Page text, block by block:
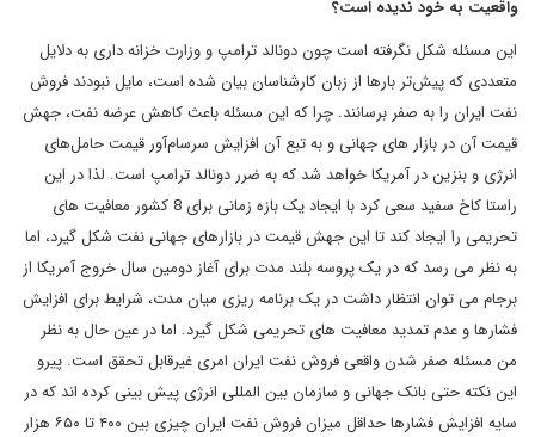
واقعیت به خود ندیده است؟
این مسئله شکل نگرفته است چون دونالد ترامپ و وزارت خزانه داری به دلایل
متعددی که پیش‌تر بارها از زبان کارشناسان بیان شده است، مایل نبودند فروش
نفت ایران را به صفر برسانند. چرا که این مسئله باعث کاهش عرضه نفت، جهش
قیمت آن در بازار های جهانی و به تبع آن افزایش سرسام‌آور قیمت حامل‌های
انرژی و بنزین در آمریکا خواهد شد که به ضرر دونالد ترامپ است. لذا در این
راستا کاخ سفید سعی کرد با ایجاد یک بازه زمانی برای 8 کشور معافیت های
تحریمی را ایجاد کند تا این جهش قیمت در بازارهای جهانی نفت شکل گیرد، اما
به نظر می رسد که در یک پروسه بلند مدت برای آغاز دومین سال خروج آمریکا از
برجام می توان انتظار داشت در یک برنامه ریزی میان مدت، شرایط برای افزایش
فشارها و عدم تمدید معافیت های تحریمی شکل گیرد. اما در عین حال به نظر
من مسئله صفر شدن واقعی فروش نفت ایران امری غیرقابل تحقق است. پیرو
این نکته حتی بانک جهانی و سازمان بین المللی انرژی پیش بینی کرده اند که در
سایه افزایش فشارها حداقل میزان فروش نفت ایران چیزی بین ۴۰۰ تا ۶۵۰ هزار